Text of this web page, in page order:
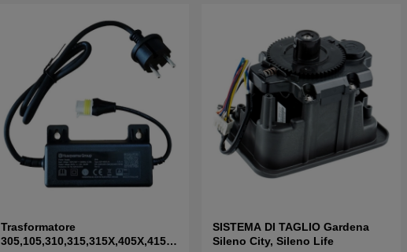
Trasformatore
305,105,310,315,315X,405X,415X,
SISTEMA DI TAGLIO Gardena
Sileno City, Sileno Life